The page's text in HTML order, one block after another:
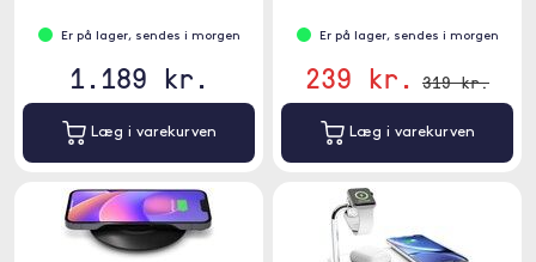
Er på lager, sendes i morgen
1.189 kr.
Læg i varekurven
Er på lager, sendes i morgen
239 kr. 319 kr.
Læg i varekurven